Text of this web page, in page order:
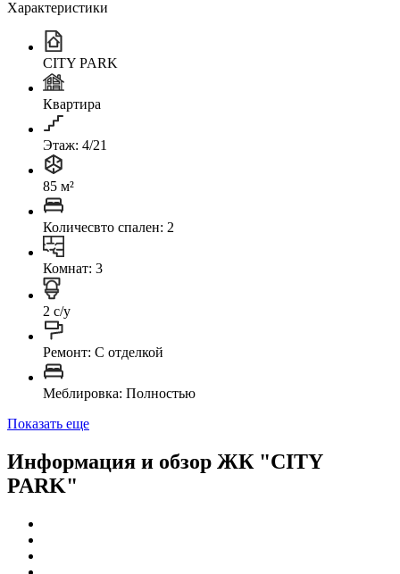
Характеристики
CITY PARK
Квартира
Этаж: 4/21
85 м²
Количесвто спален: 2
Комнат: 3
2 с/у
Ремонт: C отделкой
Меблировка: Полностью
Показать еще
Информация и обзор ЖК "CITY
PARK"